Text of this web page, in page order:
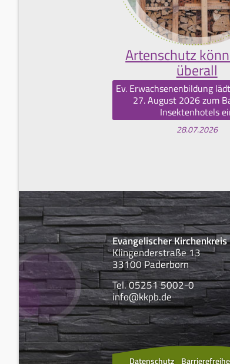
Artenschutz
überall
Ev. Erwachsenenbildung
27. August 2026 zum
Insektenhotels
28.07.2026
Evangelischer
Klingenderstraße 13
33100 Paderborn
Tel. 05251 5002-0
info@kkpb.de
Datenschutz